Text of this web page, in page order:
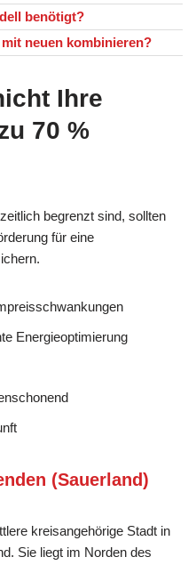
benötigt?
neuen kombinieren?
Ihre
70 %
begrenzt sind, sollten
für eine
Energieoptimierung
(Sauerland)
kreisangehörige Stadt in
Sie liegt im Norden des